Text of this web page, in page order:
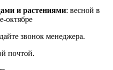
и растениями: весной в
октябре
звонок менеджера.
почтой.